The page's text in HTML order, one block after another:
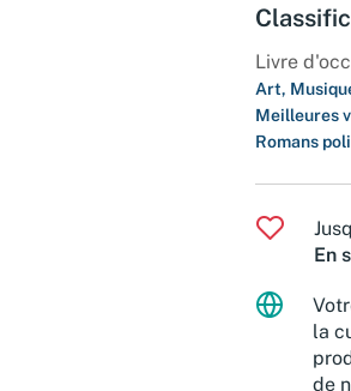
Livre
Art,
Meilleures
Romans
En
la
de